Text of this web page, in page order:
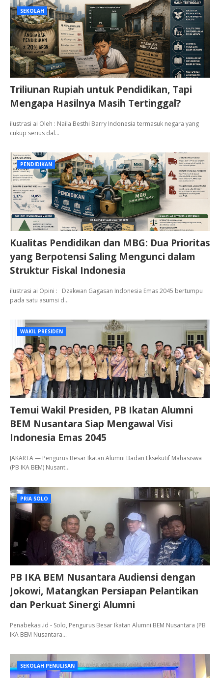
SEKOLAH
Triliunan Rupiah untuk Pendidikan, Tapi
Mengapa Hasilnya Masih Tertinggal?
ilustrasi ai Oleh : Naila Besthi Barry Indonesia termasuk negara yang
cukup serius dal…
PENDIDIKAN
Kualitas Pendidikan dan MBG: Dua Prioritas
yang Berpotensi Saling Mengunci dalam
Struktur Fiskal Indonesia
ilustrasi ai Opini : Dzakwan Gagasan Indonesia Emas 2045 bertumpu
pada satu asumsi d…
WAKIL PRESIDEN
Temui Wakil Presiden, PB Ikatan Alumni
BEM Nusantara Siap Mengawal Visi
Indonesia Emas 2045
JAKARTA — Pengurus Besar Ikatan Alumni Badan Eksekutif Mahasiswa
(PB IKA BEM) Nusant…
PRIA SOLO
PB IKA BEM Nusantara Audiensi dengan
Jokowi, Matangkan Persiapan Pelantikan
dan Perkuat Sinergi Alumni
Penabekasi.id - Solo, Pengurus Besar Ikatan Alumni BEM Nusantara (PB
IKA BEM Nusantara…
SEKOLAH PENULISAN